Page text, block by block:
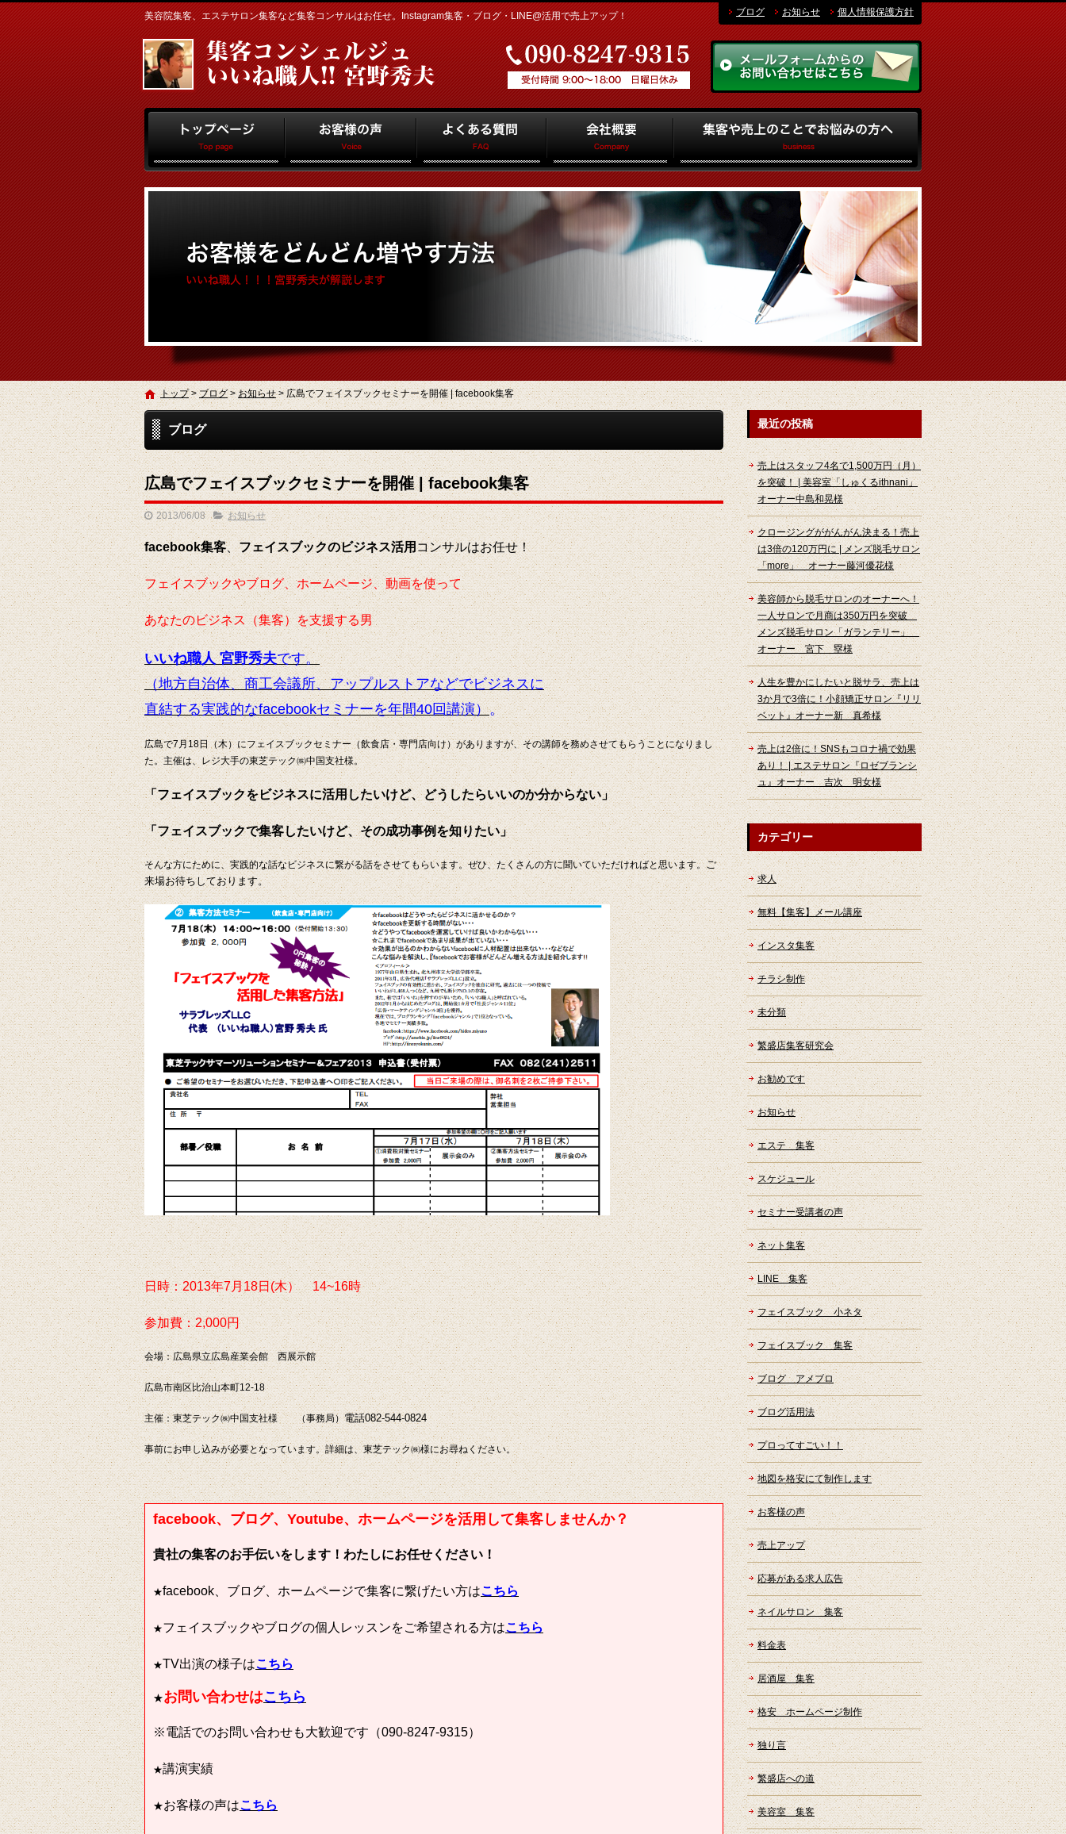
美容院集客、エステサロン集客など集客コンサルはお任せ。Instagram集客・ブログ・LINE@活用で売上アップ！ ブログ お知らせ 個人情報保護方針
トップ>ブログ>お知らせ>広島でフェイスブックセミナーを開催 | facebook集客
ブログ
広島でフェイスブックセミナーを開催 | facebook集客
2013/06/08 お知らせ
facebook集客、フェイスブックのビジネス活用コンサルはお任せ！
フェイスブックやブログ、ホームページ、動画を使って
あなたのビジネス（集客）を支援する男
いいね職人 宮野秀夫です。
（地方自治体、商工会議所、アップルストアなどでビジネスに
直結する実践的なfacebookセミナーを年間40回講演）。
広島で7月18日（木）にフェイスブックセミナー（飲食店・専門店向け）がありますが、その講師を務めさせてもらうことになりまし
た。主催は、レジ大手の東芝テック㈱中国支社様。
「フェイスブックをビジネスに活用したいけど、どうしたらいいのか分からない」
「フェイスブックで集客したいけど、その成功事例を知りたい」
そんな方にために、実践的な話なビジネスに繋がる話をさせてもらいます。ぜひ、たくさんの方に聞いていただければと思います。ご
来場お待ちしております。
日時：2013年7月18日(木） 14~16時
参加費：2,000円
会場：広島県立広島産業会館 西展示館
広島市南区比治山本町12-18
主催：東芝テック㈱中国支社様 （事務局）電話082-544-0824
事前にお申し込みが必要となっています。詳細は、東芝テック㈱様にお尋ねください。
facebook、ブログ、Youtube、ホームページを活用して集客しませんか？
貴社の集客のお手伝いをします！わたしにお任せください！
★facebook、ブログ、ホームページで集客に繋げたい方はこちら
★フェイスブックやブログの個人レッスンをご希望される方はこちら
★TV出演の様子はこちら
★お問い合わせはこちら
※電話でのお問い合わせも大歓迎です（090-8247-9315）
★講演実績
★お客様の声はこちら
最近の投稿
売上はスタッフ4名で1,500万円（月）
を突破！ | 美容室「しゅくるithnani」
オーナー中島和晃様
クロージングががんがん決まる！売上
は3倍の120万円に | メンズ脱毛サロン
「more」 オーナー藤河優花様
美容師から脱毛サロンのオーナーへ！
一人サロンで月商は350万円を突破
メンズ脱毛サロン「ガランテリー」
オーナー 宮下 塁様
人生を豊かにしたいと脱サラ、売上は
3か月で3倍に！小顔矯正サロン『リリ
ベット』オーナー新 真希様
売上は2倍に！SNSもコロナ禍で効果
あり！ | エステサロン『ロゼブランシ
ュ』オーナー 吉次 明女様
カテゴリー
求人
無料【集客】メール講座
インスタ集客
チラシ制作
未分類
繁盛店集客研究会
お勧めです
お知らせ
エステ 集客
スケジュール
セミナー受講者の声
ネット集客
LINE 集客
フェイスブック 小ネタ
フェイスブック 集客
ブログ アメブロ
ブログ活用法
プロってすごい！！
地図を格安にて制作します
お客様の声
売上アップ
応募がある求人広告
ネイルサロン 集客
料金表
居酒屋 集客
格安 ホームページ制作
独り言
繁盛店への道
美容室 集客